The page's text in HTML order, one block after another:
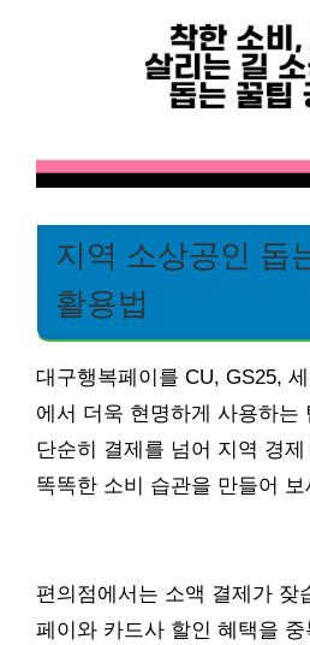
지역 소상공인 돕
활용법
대구행복페이를 CU, GS25,
에서 더욱 현명하게 사용하는
단순히 결제를 넘어 지역 경
똑똑한 소비 습관을 만들어 보
편의점에서는 소액 결제가 잦
페이와 카드사 할인 혜택을